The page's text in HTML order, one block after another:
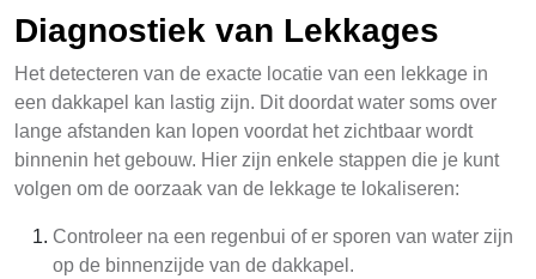
Diagnostiek van Lekkages
Het detecteren van de exacte locatie van een lekkage in
een dakkapel kan lastig zijn. Dit doordat water soms over
lange afstanden kan lopen voordat het zichtbaar wordt
binnenin het gebouw. Hier zijn enkele stappen die je kunt
volgen om de oorzaak van de lekkage te lokaliseren:
Controleer na een regenbui of er sporen van water zijn
op de binnenzijde van de dakkapel.